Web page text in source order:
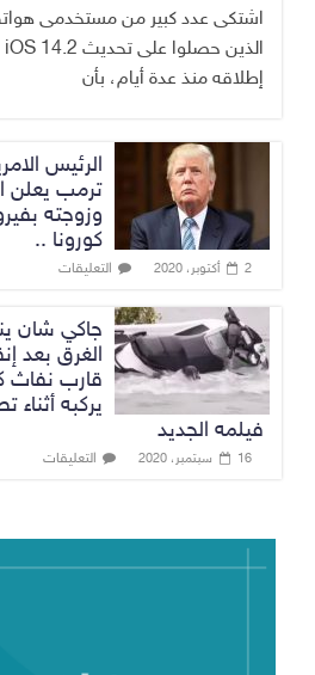
No Comment
اشتكى عدد كبير من مستخدمى
إطلاقه منذ عدة أيام، بأن
الرئيس
ترمب يعلن
وزوجته
كورونا ..
2 أكتوبر، 2020 التعليقات
جاكي شان
الغرق بعد
قارب نفاث
يركبه أثناء
فيلمه الجديد
16 سبتمبر، 2020 التعليقات